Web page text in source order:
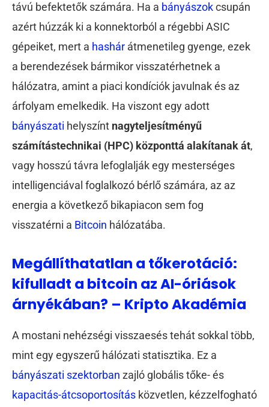
távú befektetők számára. Ha a bányászokcsupán
azért húzzák ki a konnektorból a régebbi ASIC
gépeiket, mert a hashár átmenetileg gyenge, ezek
a berendezések bármikor visszatérhetnek a
hálózatra, amint a piaci kondíciók javulnak és az
árfolyam emelkedik. Ha viszont egy adott
bányászati helyszínt nagyteljesítményű
számítástechnikai (HPC) központtá alakítanak át,
vagy hosszú távra lefoglalják egy mesterséges
intelligenciával foglalkozó bérlő számára, az az
energia a következő bikapiacon sem fog
visszatérni a Bitcoin hálózatába.
Megállíthatatlan a tőkerotáció:
kifulladt a bitcoin az AI-óriások
árnyékában? – Kripto Akadémia
A mostani nehézségi visszaesés tehát sokkal több,
mint egy egyszerű hálózati statisztika. Ez a
bányászati szektorban zajló globális tőke- és
kapacitás-átcsoportosítás közvetlen, kézzelfogható